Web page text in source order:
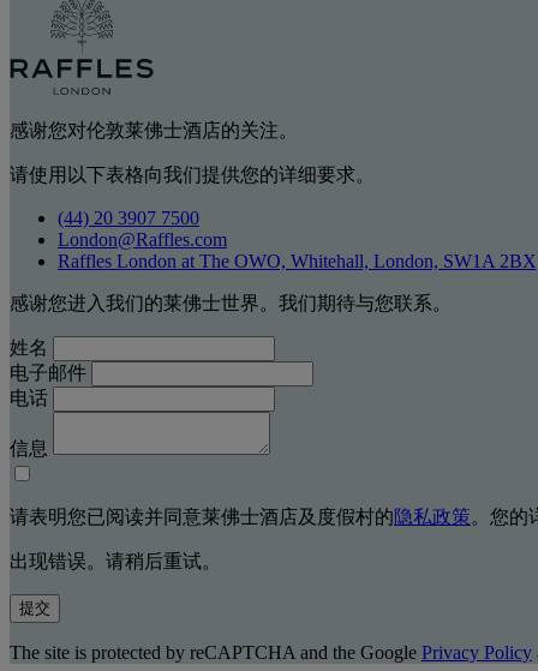
感谢您对伦敦莱佛士酒店的关注。
请使用以下表格向我们提供您的详细要求。
(44) 20 3907 7500
London@Raffles.com
Raffles London at The OWO, Whitehall, London, SW1A
感谢您进入我们的莱佛士世界。我们期待与您联系。
姓名
电子邮件
电话
信息
请表明您已阅读并同意莱佛士酒店及度假村的隐私政策。您的
出现错误。请稍后重试。
提交
The site is protected by reCAPTCHA and the Google Privacy Policy